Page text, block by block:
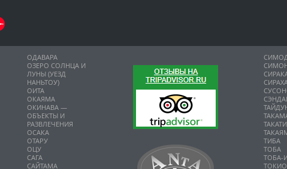
ОДАВАРА
ОЗЕРО СОЛНЦА И
ЛУНЫ (УЕЗД
НАНЬТОУ)
ОИТА
ОКАЯМА
ОКИНАВА —
ОБЪЕКТЫ И
РАЗВЛЕЧЕНИЯ
ОСАКА
ОТАРУ
ОЦУ
САГА
САЙТАМА
ТИБА
ТОБА
ТОБА-
ТОКИО